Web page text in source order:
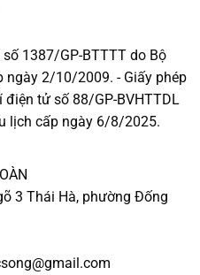
1387/GP-BTTTT do Bộ
ngày 2/10/2009. - Giấy phép
tử số 88/GP-BVHTTDL
lịch cấp ngày 6/8/2025.
3 Thái Hà, phường Đống